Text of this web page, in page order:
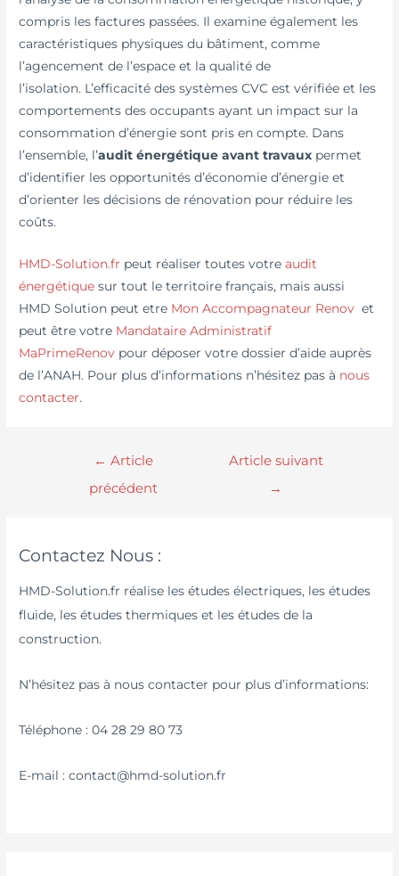
compris les factures passées. Il examine également les
caractéristiques physiques du bâtiment, comme
l’agencement de l’espace et la qualité de
l’isolation. L’efficacité des systèmes CVC est vérifiée et les
comportements des occupants ayant un impact sur la
consommation d’énergie sont pris en compte. Dans
l’ensemble, l’audit énergétique avant travaux permet
d’identifier les opportunités d’économie d’énergie et
d’orienter les décisions de rénovation pour réduire les
coûts.
HMD-Solution.fr peut réaliser toutes votreaudit
énergétique sur tout le territoire français, mais aussi
HMD Solution peut etre Mon Accompagnateur Renov et
peut être votre Mandataire Administratif
MaPrimeRenov pour déposer votre dossier d’aide auprès
de l’ANAH. Pour plus d’informations n’hésitez pas à nous
contacter.
← Article
précédent
Article suivant
→
Contactez Nous :
HMD-Solution.fr réalise les études électriques, les études
fluide, les études thermiques et les études de la
construction.
N’hésitez pas à nous contacter pour plus d’informations:
Téléphone : 04 28 29 80 73
E-mail : contact@hmd-solution.fr